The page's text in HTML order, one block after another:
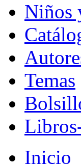
Niños
Temas
Inicio